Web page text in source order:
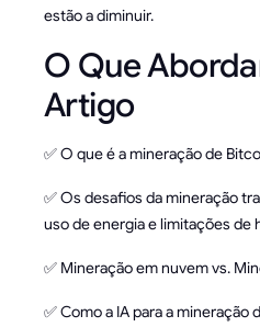
estão a diminuir.
O Que
Artigo
✅ O que é a mineração de
✅ Os desafios da mineração
uso de energia e limitações de
✅ Mineração em nuvem vs.
✅ Como a IA para a mineração